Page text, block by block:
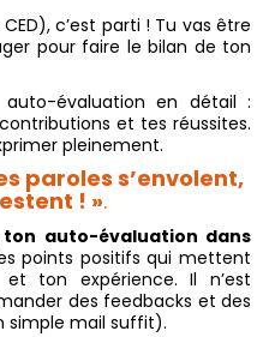
c’est parti ! Tu vas être
pour faire le bilan de ton
évaluation en détail :
et tes réussites.
pleinement.
paroles s’envolent,
! ».
ton auto-évaluation dans
points positifs qui mettent
ton expérience. Il n’est
des feedbacks et des
simple mail suffit).